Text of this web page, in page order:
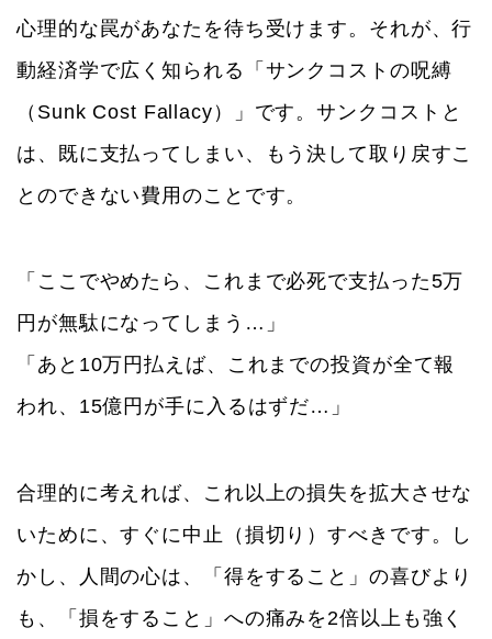
心理的な罠があなたを待ち受けます。それが、行
動経済学で広く知られる「サンクコストの呪縛
（Sunk Cost Fallacy）」です。サンクコストと
は、既に支払ってしまい、もう決して取り戻すこ
とのできない費用のことです。
「ここでやめたら、これまで必死で支払った5万
円が無駄になってしまう…」
「あと10万円払えば、これまでの投資が全て報
われ、15億円が手に入るはずだ…」
合理的に考えれば、これ以上の損失を拡大させな
いために、すぐに中止（損切り）すべきです。し
かし、人間の心は、「得をすること」の喜びより
も、「損をすること」への痛みを2倍以上も強く